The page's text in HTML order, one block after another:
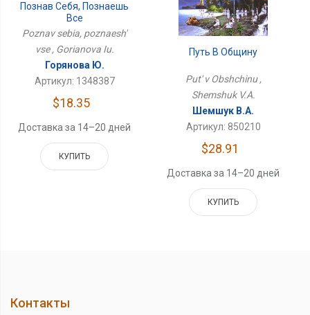
Познав Себя, Познаешь
Все
Poznav sebia, poznaesh'
vse , Gorianova Iu.
Горянова Ю.
Артикул: 1348387
$18.35
Доставка за 14–20 дней
КУПИТЬ
Путь В Общину
Put' v Obshchinu ,
Shemshuk V.A.
Шемшук В.А.
Артикул: 850210
$28.91
Доставка за 14–20 дней
КУПИТЬ
Контакты